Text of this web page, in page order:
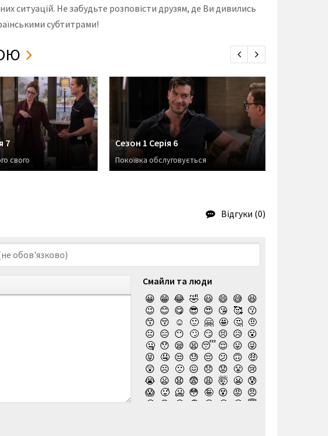
ситуацій. Не забудьте розповісти друзям, де Ви дивились
субтитрами!
7
свого
Сезон 1 Серія 6
Покоївка обслуговується
Відгуки (0)
Смайли та люди
😀 😁 😂 🤣 😃 😄 😅 😆
😉 😊 😋 😎 😍 😘 🥰 😗
😙 😚 ☺️ 🙂 🤗 🤩 🤔 🤨
😐 😑 😶 🙄 😏 😣 😥 😮
🤐 😯 😪 😫 😴 😌 😛 😜
😝 🤤 😒 😓 😔 😕 🙃 🤑
😲 ☹️ 🙁 😖 😞 😟 😤 😢
😭 😦 😧 😨 😩 🤯 😬 😰
😱 🥵 🥶 😳 🤪 😵 😡 😠
🤬
😷 🤒 🤕 🤢 🤮 🤧 😇